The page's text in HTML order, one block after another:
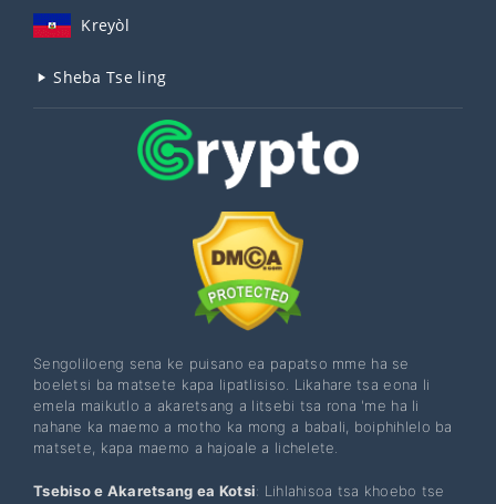
Kreyòl
Sheba Tse ling
Sengoliloeng sena ke puisano ea papatso mme ha se
boeletsi ba matsete kapa lipatlisiso. Likahare tsa eona li
emela maikutlo a akaretsang a litsebi tsa rona 'me ha li
nahane ka maemo a motho ka mong a babali, boiphihlelo ba
matsete, kapa maemo a hajoale a lichelete.
Tsebiso e Akaretsang ea Kotsi: Lihlahisoa tsa khoebo tse